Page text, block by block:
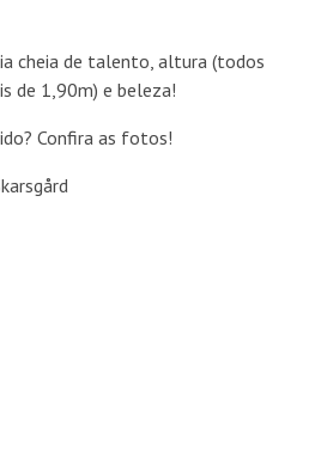
cheia de talento, altura (todos
de 1,90m) e beleza!
Confira as fotos!